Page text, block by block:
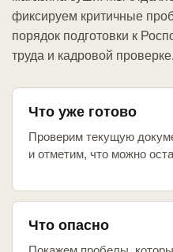
фиксируем критичные
порядок подготовки к
труда и кадровой проверке.
Что уже готово
Проверим текущую
и отметим, что можно
Что опасно